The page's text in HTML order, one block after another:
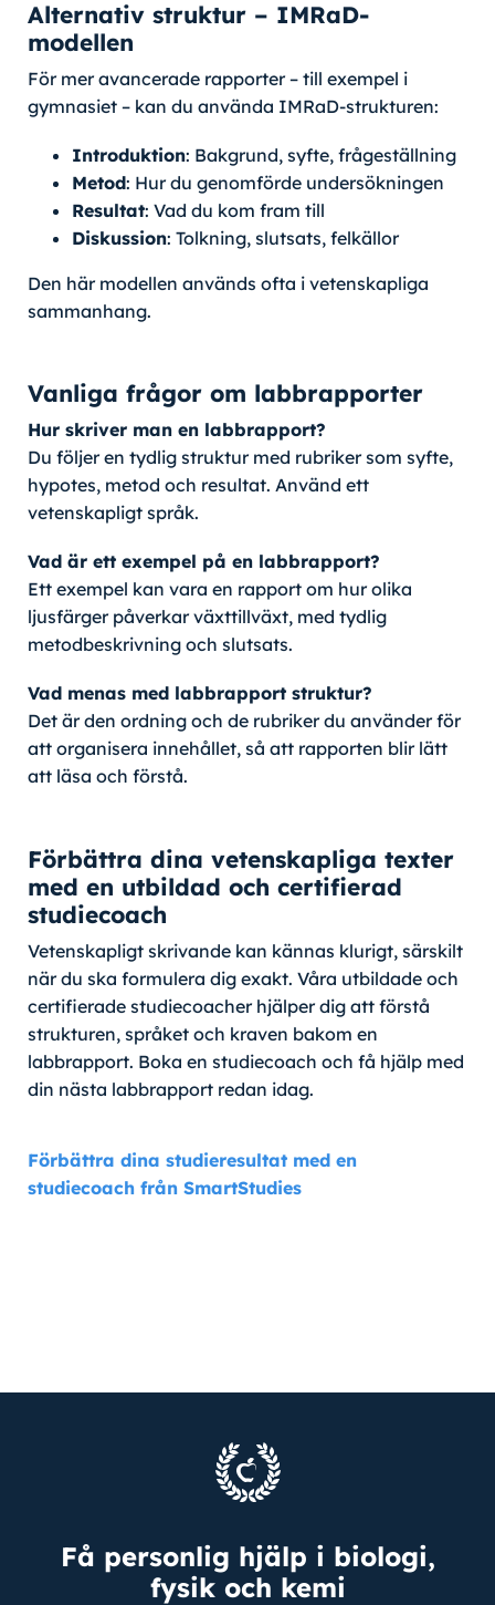
Alternativ struktur – IMRaD-
modellen
För mer avancerade rapporter – till exempel i
gymnasiet – kan du använda IMRaD-strukturen:
Introduktion: Bakgrund, syfte, frågeställning
Metod: Hur du genomförde undersökningen
Resultat: Vad du kom fram till
Diskussion: Tolkning, slutsats, felkällor
Den här modellen används ofta i vetenskapliga
sammanhang.
Vanliga frågor om labbrapporter
Hur skriver man en labbrapport?
Du följer en tydlig struktur med rubriker som syfte,
hypotes, metod och resultat. Använd ett
vetenskapligt språk.
Vad är ett exempel på en labbrapport?
Ett exempel kan vara en rapport om hur olika
ljusfärger påverkar växttillväxt, med tydlig
metodbeskrivning och slutsats.
Vad menas med labbrapport struktur?
Det är den ordning och de rubriker du använder för
att organisera innehållet, så att rapporten blir lätt
att läsa och förstå.
Förbättra dina vetenskapliga texter
med en utbildad och certifierad
studiecoach
Vetenskapligt skrivande kan kännas klurigt, särskilt
när du ska formulera dig exakt. Våra utbildade och
certifierade studiecoacher hjälper dig att förstå
strukturen, språket och kraven bakom en
labbrapport. Boka en studiecoach och få hjälp med
din nästa labbrapport redan idag.
Förbättra dina studieresultat med en
studiecoach från SmartStudies
Få personlig hjälp i biologi,
fysik och kemi